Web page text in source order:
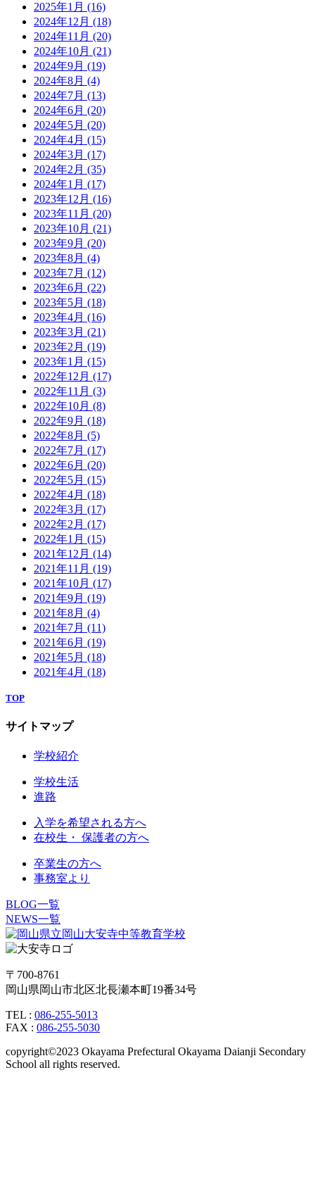
2025年1月 (16)
2024年12月 (18)
2024年11月 (20)
2024年10月 (21)
2024年9月 (19)
2024年8月 (4)
2024年7月 (13)
2024年6月 (20)
2024年5月 (20)
2024年4月 (15)
2024年3月 (17)
2024年2月 (35)
2024年1月 (17)
2023年12月 (16)
2023年11月 (20)
2023年10月 (21)
2023年9月 (20)
2023年8月 (4)
2023年7月 (12)
2023年6月 (22)
2023年5月 (18)
2023年4月 (16)
2023年3月 (21)
2023年2月 (19)
2023年1月 (15)
2022年12月 (17)
2022年11月 (3)
2022年10月 (8)
2022年9月 (18)
2022年8月 (5)
2022年7月 (17)
2022年6月 (20)
2022年5月 (15)
2022年4月 (18)
2022年3月 (17)
2022年2月 (17)
2022年1月 (15)
2021年12月 (14)
2021年11月 (19)
2021年10月 (17)
2021年9月 (19)
2021年8月 (4)
2021年7月 (11)
2021年6月 (19)
2021年5月 (18)
2021年4月 (18)
TOP
サイトマップ
学校紹介
学校生活
進路
入学を希望される方へ
在校生・ 保護者の方へ
卒業生の方へ
事務室より
BLOG一覧
NEWS一覧
〒700-8761
岡山県岡山市北区北長瀬本町19番34号
TEL : 086-255-5013
FAX : 086-255-5030
copyright©2023 Okayama Prefectural Okayama Daianji Secondary
School all rights reserved.